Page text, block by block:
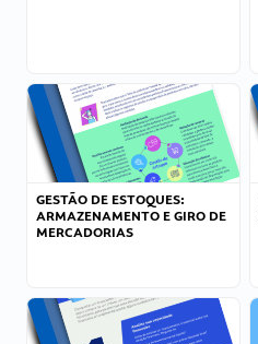
GESTÃO DE ESTOQUES:
ARMAZENAMENTO E GIRO DE
MERCADORIAS